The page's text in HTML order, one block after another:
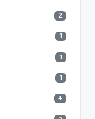
2
1
1
1
4